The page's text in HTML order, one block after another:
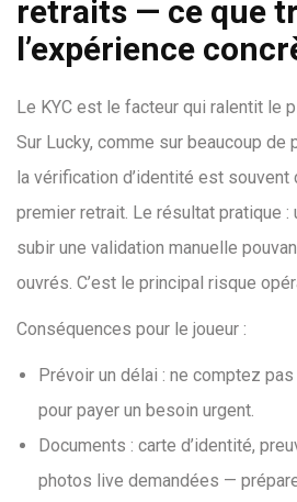
retraits — ce que
l’expérience
Le KYC est le facteur qui ralentit le
Sur Lucky, comme sur beaucoup de
la vérification d’identité est souvent
premier retrait. Le résultat pratique :
subir une validation manuelle
ouvrés. C’est le principal risque
Conséquences pour le joueur :
Prévoir un délai : ne comptez
pour payer un besoin urgent.
Documents : carte d’identité,
photos live demandées —